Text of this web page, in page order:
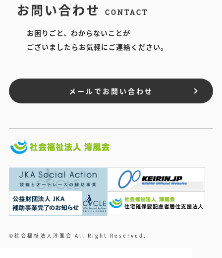
お問い合わせ CONTACT
お困りごと、わからないことが
ございましたらお気軽にご連絡ください。
メールでお問い合わせ
©社会福祉法人淳風会 All Right Reserved.